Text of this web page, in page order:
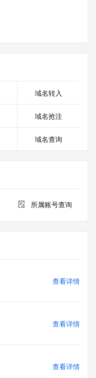
域名转入
域名抢注
域名查询
所属账号查询
查看详情
查看详情
查看详情